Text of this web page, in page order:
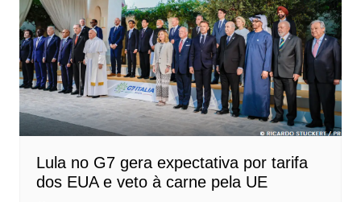
Lula no G7 gera expectativa por tarifa
dos EUA e veto à carne pela UE